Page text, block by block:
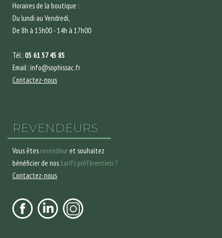
Horaires de la boutique :
Du lundi au Vendredi,
De 8h à 13h00 - 14h à 17h00
Tél : 05 61 57 45 85
Email : info@sophissac.fr
Contactez-nous
REVENDEURS
Vous êtes revendeur et souhaitez
bénéficier de nos tarifs préférentiels ?
Contactez-nous